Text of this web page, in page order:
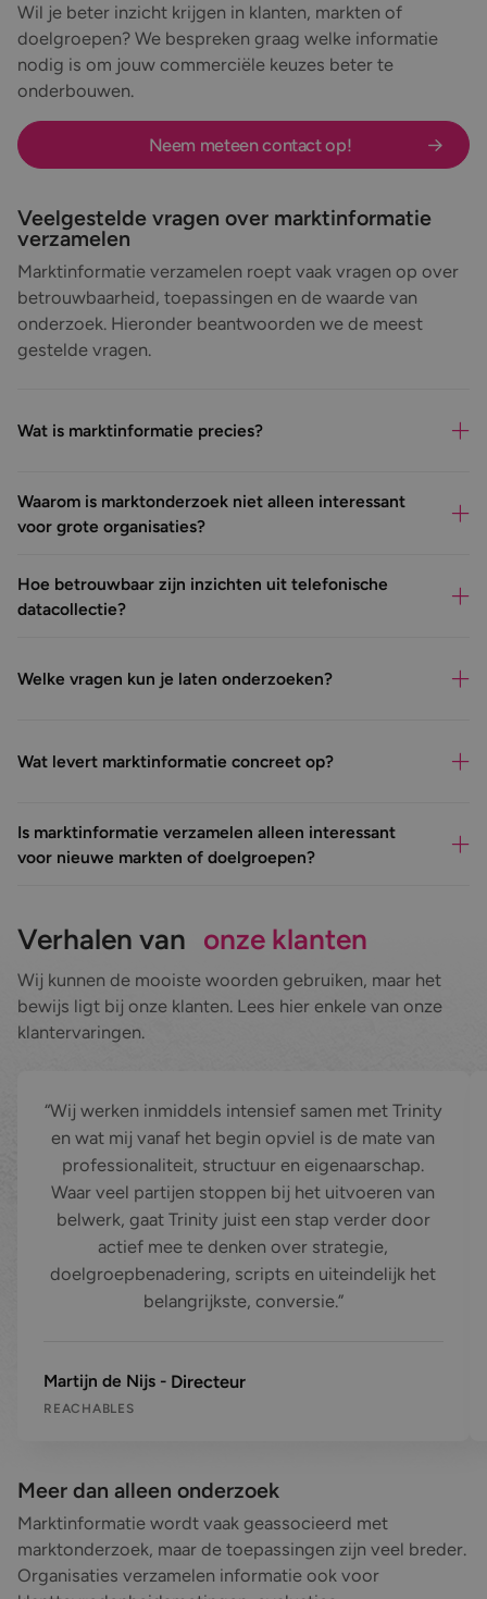
Wil je beter inzicht krijgen in klanten, markten of
doelgroepen? We bespreken graag welke informatie
nodig is om jouw commerciële keuzes beter te
onderbouwen.
Neem meteen contact op!
Veelgestelde vragen over marktinformatie
verzamelen
Marktinformatie verzamelen roept vaak vragen op over
betrouwbaarheid, toepassingen en de waarde van
onderzoek. Hieronder beantwoorden we de meest
gestelde vragen.
Wat is marktinformatie precies?
Waarom is marktonderzoek niet alleen interessant
voor grote organisaties?
Hoe betrouwbaar zijn inzichten uit telefonische
datacollectie?
Welke vragen kun je laten onderzoeken?
Wat levert marktinformatie concreet op?
Is marktinformatie verzamelen alleen interessant
voor nieuwe markten of doelgroepen?
Verhalen van onze klanten
Wij kunnen de mooiste woorden gebruiken, maar het
bewijs ligt bij onze klanten. Lees hier enkele van onze
klantervaringen.
Martijn de Nijs Directeur
REACHABLES
Wij werken inmiddels intensief samen met Trinity
en wat mij vanaf het begin opviel is de mate van
professionaliteit, structuur en eigenaarschap.
Waar veel partijen stoppen bij het uitvoeren van
belwerk, gaat Trinity juist een stap verder door
actief mee te denken over strategie,
doelgroepbenadering, scripts en uiteindelijk het
belangrijkste, conversie.
Meer dan alleen onderzoek
Marktinformatie wordt vaak geassocieerd met
marktonderzoek, maar de toepassingen zijn veel breder.
Organisaties verzamelen informatie ook voor